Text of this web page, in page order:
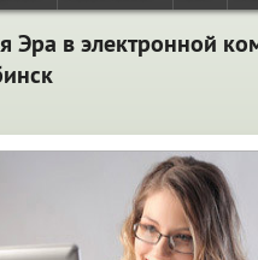
Эра в электронной